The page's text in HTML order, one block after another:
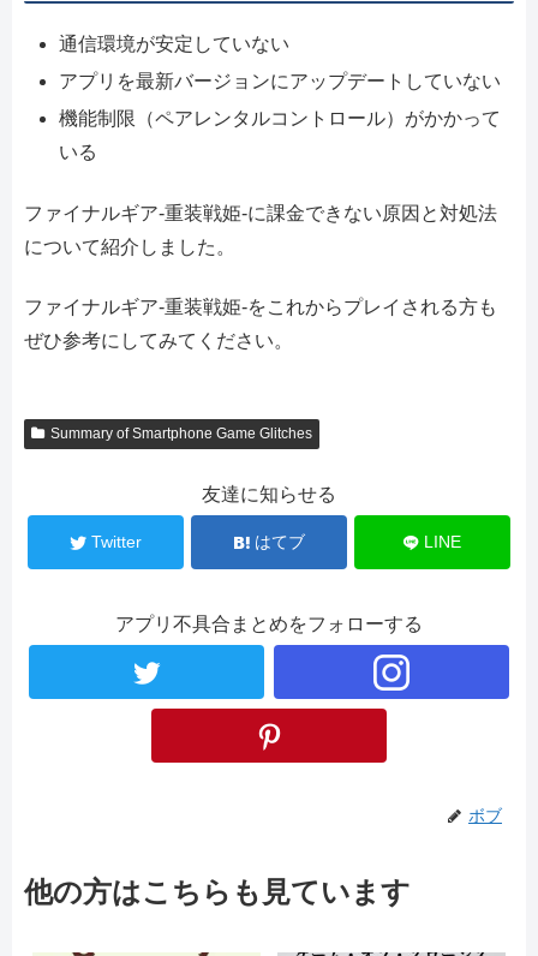
通信環境が安定していない
アプリを最新バージョンにアップデートしていない
機能制限（ペアレンタルコントロール）がかかって
いる
ファイナルギア-重装戦姫-に課金できない原因と対処法
について紹介しました。
ファイナルギア-重装戦姫-をこれからプレイされる方も
ぜひ参考にしてみてください。
Summary of Smartphone Game Glitches
友達に知らせる
Twitter はてブ LINE
アプリ不具合まとめをフォローする
ボブ
他の方はこちらも見ています